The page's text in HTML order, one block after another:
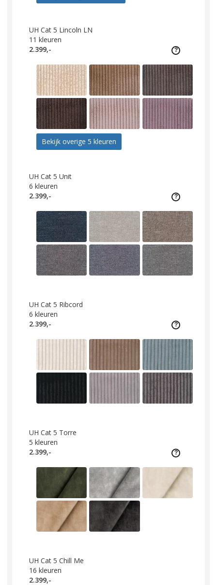
UH Cat 5 Lincoln LN
11 kleuren
2.399,-
Bekijk overige 5 kleuren
UH Cat 5 Unit
6 kleuren
2.399,-
UH Cat 5 Ribcord
6 kleuren
2.399,-
UH Cat 5 Torre
5 kleuren
2.399,-
UH Cat 5 Chill Me
16 kleuren
2.399,-